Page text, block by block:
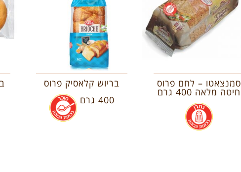
סמנצאטו – לחם פרוס
חיטה מלאה 400 גרם
.
בריוש קלאסיק פרוס
400 גרם
.